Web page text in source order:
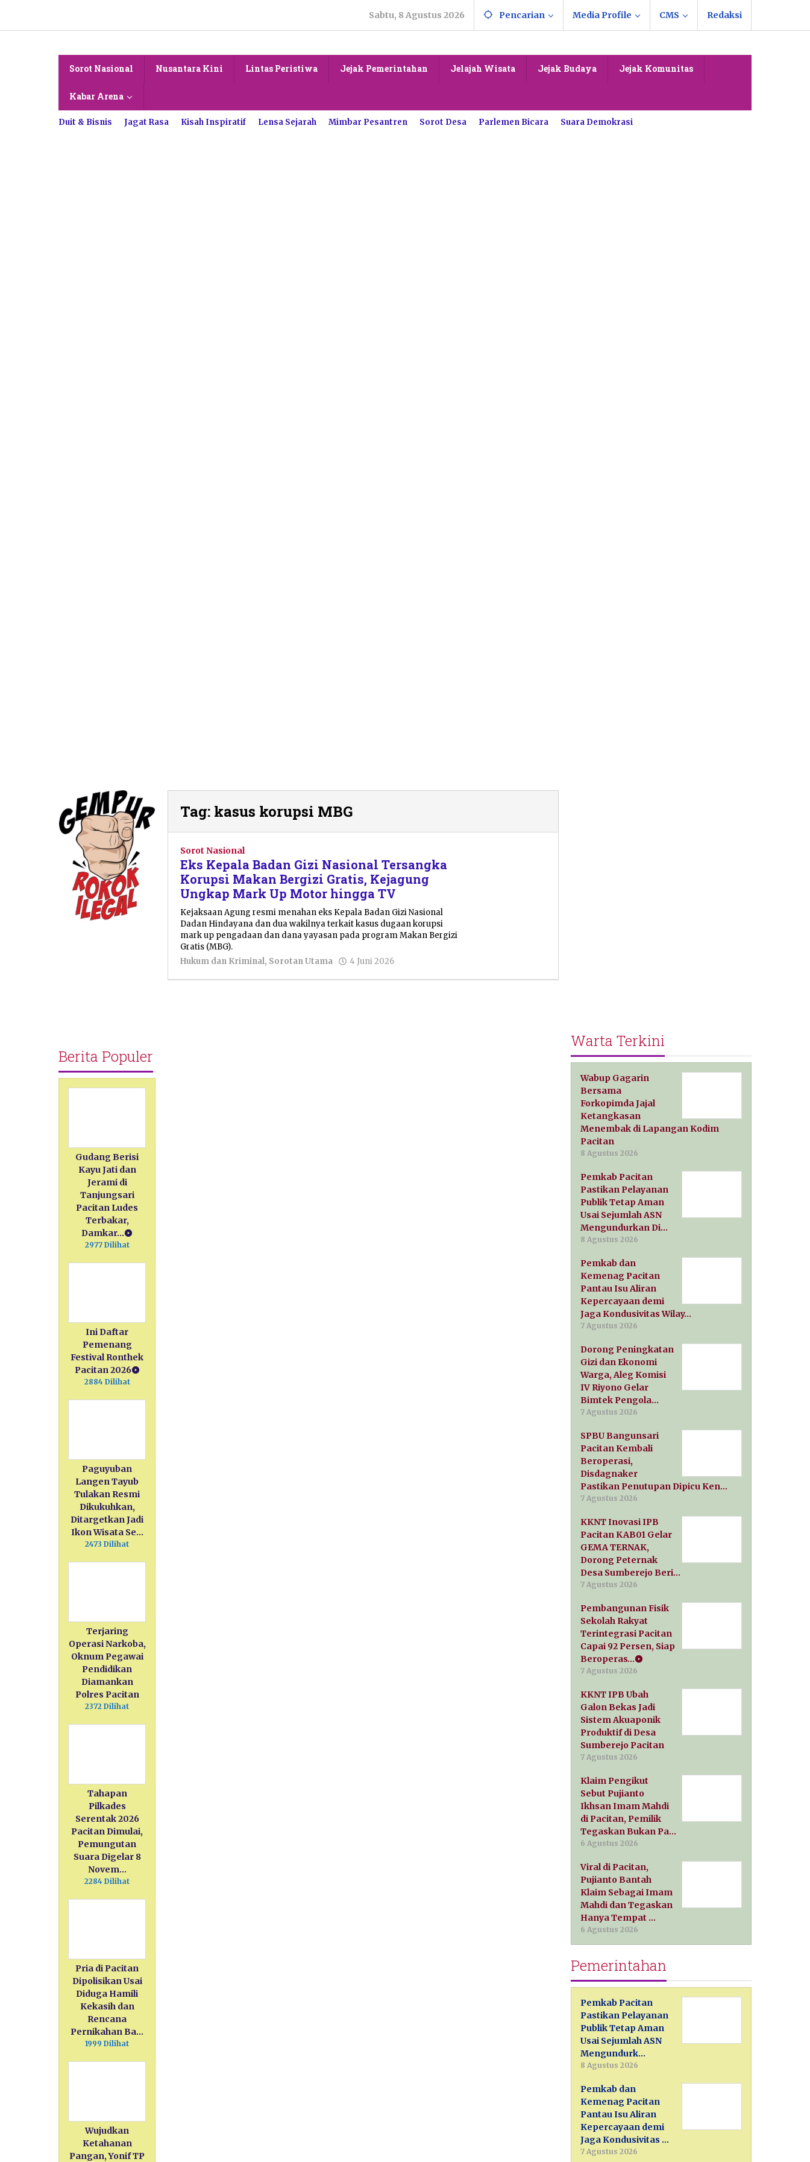
konten
Sabtu, 8 Agustus 2026 Pencarian Media Profile CMS Redaksi
Sorot Nasional Nusantara Kini Lintas Peristiwa Jejak Pemerintahan Jelajah Wisata Jejak Budaya Jejak Komunitas
Kabar Arena
Duit & Bisnis Jagat Rasa Kisah Inspiratif Lensa Sejarah Mimbar Pesantren Sorot Desa Parlemen Bicara Suara Demokrasi
Berita Populer
Gudang Berisi
Kayu Jati dan
Jerami di
Tanjungsari
Pacitan Ludes
Terbakar,
Damkar…
2977 Dilihat
Ini Daftar
Pemenang
Festival Ronthek
Pacitan 2026
2884 Dilihat
Paguyuban
Langen Tayub
Tulakan Resmi
Dikukuhkan,
Ditargetkan Jadi
Ikon Wisata Se…
2473 Dilihat
Terjaring
Operasi Narkoba,
Oknum Pegawai
Pendidikan
Diamankan
Polres Pacitan
2372 Dilihat
Tahapan
Pilkades
Serentak 2026
Pacitan Dimulai,
Pemungutan
Suara Digelar 8
Novem…
2284 Dilihat
Pria di Pacitan
Dipolisikan Usai
Diduga Hamili
Kekasih dan
Rencana
Pernikahan Ba…
1999 Dilihat
Wujudkan
Ketahanan
Pangan, Yonif TP
Tag: kasus korupsi MBG
Sorot Nasional
Eks Kepala Badan Gizi Nasional Tersangka
Korupsi Makan Bergizi Gratis, Kejagung
Ungkap Mark Up Motor hingga TV
Kejaksaan Agung resmi menahan eks Kepala Badan Gizi Nasional
Dadan Hindayana dan dua wakilnya terkait kasus dugaan korupsi
mark up pengadaan dan dana yayasan pada program Makan Bergizi
Gratis (MBG).
Hukum dan Kriminal, Sorotan Utama 4 Juni 2026
Warta Terkini
Wabup Gagarin
Bersama
Forkopimda Jajal
Ketangkasan
Menembak di Lapangan Kodim
Pacitan
8 Agustus 2026
Pemkab Pacitan
Pastikan Pelayanan
Publik Tetap Aman
Usai Sejumlah ASN
Mengundurkan Di…
8 Agustus 2026
Pemkab dan
Kemenag Pacitan
Pantau Isu Aliran
Kepercayaan demi
Jaga Kondusivitas Wilay…
7 Agustus 2026
Dorong Peningkatan
Gizi dan Ekonomi
Warga, Aleg Komisi
IV Riyono Gelar
Bimtek Pengola…
7 Agustus 2026
SPBU Bangunsari
Pacitan Kembali
Beroperasi,
Disdagnaker
Pastikan Penutupan Dipicu Ken…
7 Agustus 2026
KKNT Inovasi IPB
Pacitan KAB01 Gelar
GEMA TERNAK,
Dorong Peternak
Desa Sumberejo Beri…
7 Agustus 2026
Pembangunan Fisik
Sekolah Rakyat
Terintegrasi Pacitan
Capai 92 Persen, Siap
Beroperas…
7 Agustus 2026
KKNT IPB Ubah
Galon Bekas Jadi
Sistem Akuaponik
Produktif di Desa
Sumberejo Pacitan
7 Agustus 2026
Klaim Pengikut
Sebut Pujianto
Ikhsan Imam Mahdi
di Pacitan, Pemilik
Tegaskan Bukan Pa…
6 Agustus 2026
Viral di Pacitan,
Pujianto Bantah
Klaim Sebagai Imam
Mahdi dan Tegaskan
Hanya Tempat …
6 Agustus 2026
Pemerintahan
Pemkab Pacitan
Pastikan Pelayanan
Publik Tetap Aman
Usai Sejumlah ASN
Mengundurk…
8 Agustus 2026
Pemkab dan
Kemenag Pacitan
Pantau Isu Aliran
Kepercayaan demi
Jaga Kondusivitas …
7 Agustus 2026